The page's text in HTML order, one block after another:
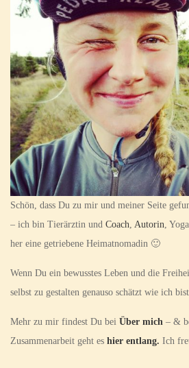
Schön, dass Du zu mir und meiner Seite
– ich bin Tierärztin und Coach Autorin ,
her eine getriebene Heimatnomadin 🙂
Wenn Du ein bewusstes Leben und die
selbst zu gestalten genauso schätzt wie ich
Mehr zu mir findest Du bei Über mich – &
Zusammenarbeit geht es hier entlang. Ich